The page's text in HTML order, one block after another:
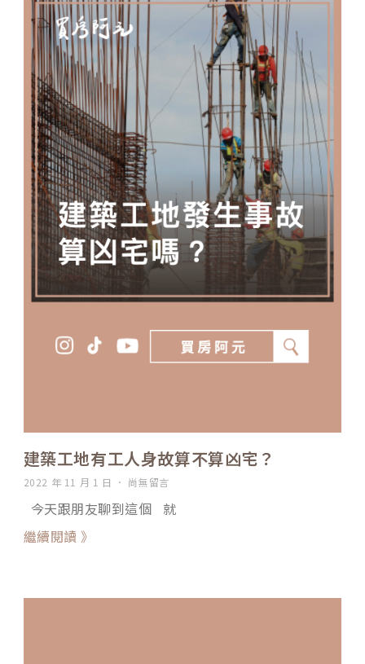
建築工地有工人身故算不算凶宅？
2022 年 11 月 1 日 尚無留言
今天跟朋友聊到這個 就
繼續閱讀 》